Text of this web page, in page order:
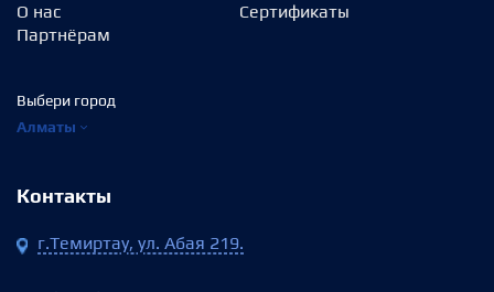
О нас
Партнёрам
Сертификаты
Выбери город
Алматы
Контакты
г.Темиртау, ул. Абая 219.